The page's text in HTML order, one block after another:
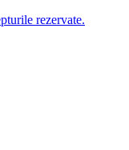
rezervate.